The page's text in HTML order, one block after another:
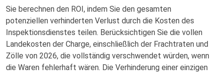
Sie berechnen den ROI, indem Sie den gesamten
potenziellen verhinderten Verlust durch die Kosten des
Inspektionsdienstes teilen. Berücksichtigen Sie die vollen
Landekosten der Charge, einschließlich der Frachtraten und
Zölle von 2026, die vollständig verschwendet würden, wenn
die Waren fehlerhaft wären. Die Verhinderung einer einzigen